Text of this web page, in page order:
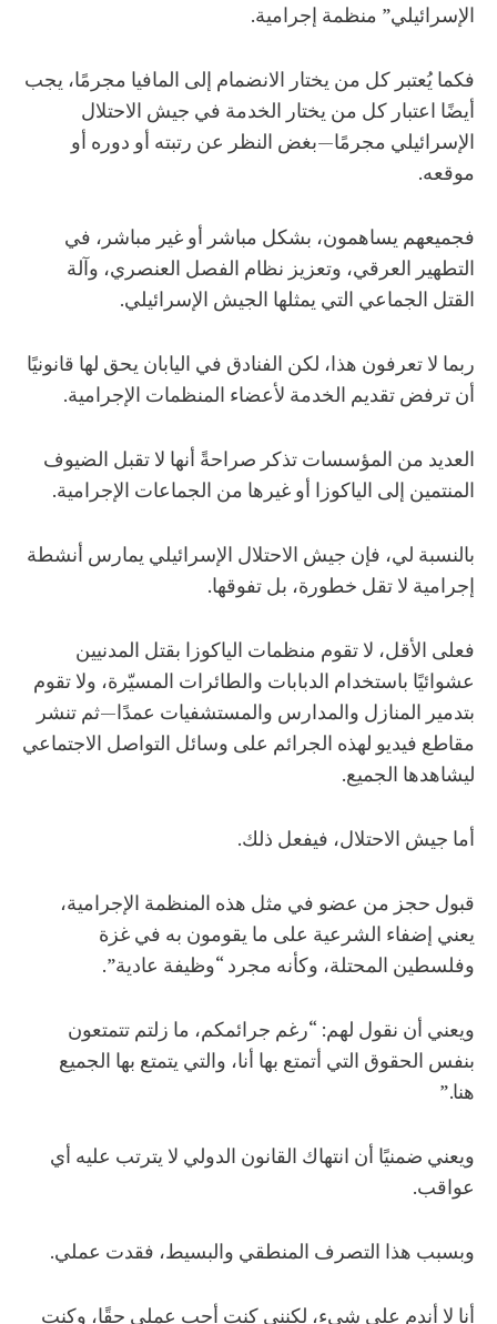
الإسرائيلي” منظمة إجرامية.
فكما يُعتبر كل من يختار الانضمام إلى المافيا مجرمًا، يجب
أيضًا اعتبار كل من يختار الخدمة في جيش الاحتلال
الإسرائيلي مجرمًا—بغض النظر عن رتبته أو دوره أو
موقعه.
فجميعهم يساهمون، بشكل مباشر أو غير مباشر، في
التطهير العرقي، وتعزيز نظام الفصل العنصري، وآلة
القتل الجماعي التي يمثلها الجيش الإسرائيلي.
ربما لا تعرفون هذا، لكن الفنادق في اليابان يحق لها قانونيًا
أن ترفض تقديم الخدمة لأعضاء المنظمات الإجرامية.
العديد من المؤسسات تذكر صراحةً أنها لا تقبل الضيوف
المنتمين إلى الياكوزا أو غيرها من الجماعات الإجرامية.
بالنسبة لي، فإن جيش الاحتلال الإسرائيلي يمارس أنشطة
إجرامية لا تقل خطورة، بل تفوقها.
فعلى الأقل، لا تقوم منظمات الياكوزا بقتل المدنيين
عشوائيًا باستخدام الدبابات والطائرات المسيّرة، ولا تقوم
بتدمير المنازل والمدارس والمستشفيات عمدًا—ثم تنشر
مقاطع فيديو لهذه الجرائم على وسائل التواصل الاجتماعي
ليشاهدها الجميع.
أما جيش الاحتلال، فيفعل ذلك.
قبول حجز من عضو في مثل هذه المنظمة الإجرامية،
يعني إضفاء الشرعية على ما يقومون به في غزة
وفلسطين المحتلة، وكأنه مجرد “وظيفة عادية”.
ويعني أن نقول لهم: “رغم جرائمكم، ما زلتم تتمتعون
بنفس الحقوق التي أتمتع بها أنا، والتي يتمتع بها الجميع
هنا.”
ويعني ضمنيًا أن انتهاك القانون الدولي لا يترتب عليه أي
عواقب.
وبسبب هذا التصرف المنطقي والبسيط، فقدت عملي.
أنا لا أندم على شيء، لكنني كنت أحب عملي حقًا، وكنت